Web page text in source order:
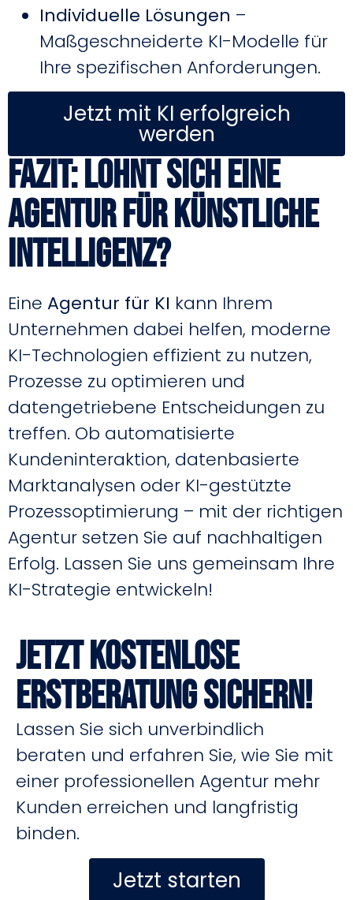
Individuelle Lösungen –
Maßgeschneiderte KI-Modelle für
Ihre spezifischen Anforderungen.
Jetzt mit KI erfolgreich
werden
Fazit: Lohnt sich eine
Agentur für Künstliche
Intelligenz?
Eine Agentur für KI kann Ihrem
Unternehmen dabei helfen, moderne
KI-Technologien effizient zu nutzen,
Prozesse zu optimieren und
datengetriebene Entscheidungen zu
treffen. Ob automatisierte
Kundeninteraktion, datenbasierte
Marktanalysen oder KI-gestützte
Prozessoptimierung – mit der richtigen
Agentur setzen Sie auf nachhaltigen
Erfolg. Lassen Sie uns gemeinsam Ihre
KI-Strategie entwickeln!
Jetzt kostenlose
Erstberatung sichern!
Lassen Sie sich unverbindlich
beraten und erfahren Sie, wie Sie mit
einer professionellen Agentur mehr
Kunden erreichen und langfristig
binden.
Jetzt starten